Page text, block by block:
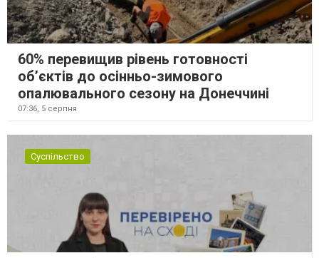
60% перевищив рівень готовності
об’єктів до осінньо-зимового
опалювального сезону на Донеччині
07:36, 5 серпня
Суспільство